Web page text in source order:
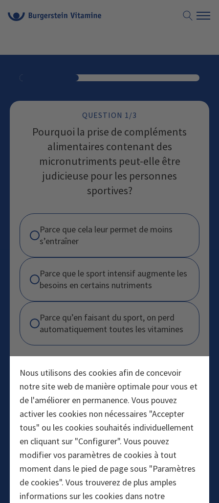
Nous utilisons des cookies afin de concevoir
notre site web de manière optimale pour vous et
de l'améliorer en permanence. Vous pouvez
activer les cookies non nécessaires "Accepter
tous" ou les cookies souhaités individuellement
en cliquant sur "Configurer". Vous pouvez
modifier vos paramètres de cookies à tout
moment dans le pied de page sous "Paramètres
de cookies". Vous trouverez de plus amples
informations sur les cookies dans notre
QUESTION 1/3
Pourquoi la prise de compléments
alimentaires contenant des
micronutriments peut-elle être
judicieuse pour les personnes
sportives?
Parce que cela leur permet de moins
s’entraîner
Parce que le sport intensif augmente les
besoins en certains nutriments
Parce qu’en faisant du sport, on perd
automatiquement toutes les vitamines
Annuler Prochaine question